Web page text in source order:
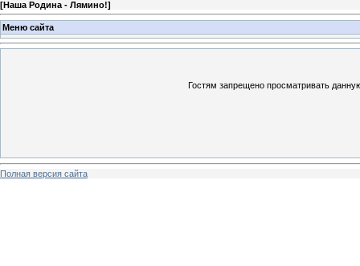
[Наша Родина - Лямино!]
Меню сайта
Гостям запрещено просматривать
Полная версия сайта